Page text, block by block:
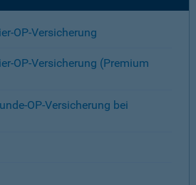
OP-Versicherung
OP-Versicherung (Premium
OP-Versicherung bei